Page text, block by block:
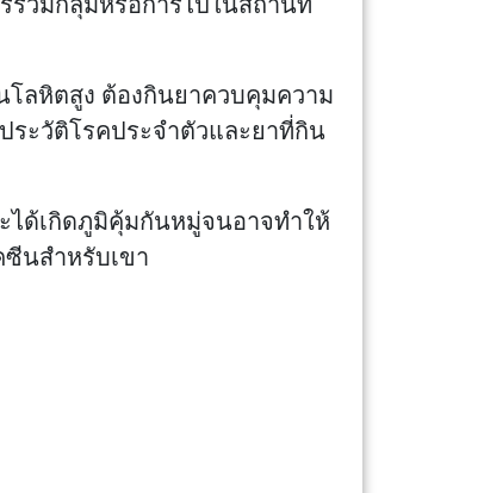
โลหิตสูง ต้องกินยาควบคุมความ
ระวัติโรคประจำตัวและยาที่กิน
ได้เกิดภูมิคุ้มกันหมู่จนอาจทำให้
ซีนสำหรับเขา